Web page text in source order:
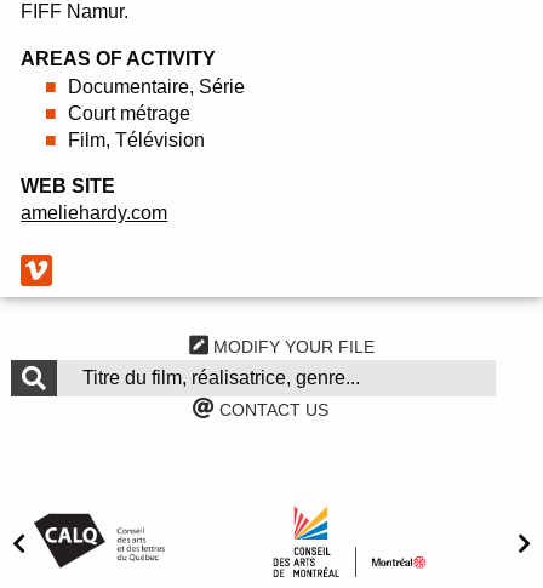
FIFF Namur.
AREAS OF ACTIVITY
Documentaire, Série
Court métrage
Film, Télévision
WEB SITE
ameliehardy.com
MODIFY YOUR FILE
CONTACT US